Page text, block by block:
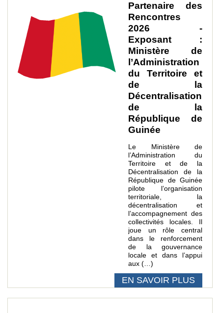
Partenaire des
Rencontres
2026 -
Exposant :
Ministère de
l’Administration
du Territoire et
de la
Décentralisation
de la
République de
Guinée
Le Ministère de
l’Administration du
Territoire et de la
Décentralisation de la
République de Guinée
pilote l’organisation
territoriale, la
décentralisation et
l’accompagnement des
collectivités locales. Il
joue un rôle central
dans le renforcement
de la gouvernance
locale et dans l’appui
aux (…)
EN SAVOIR PLUS